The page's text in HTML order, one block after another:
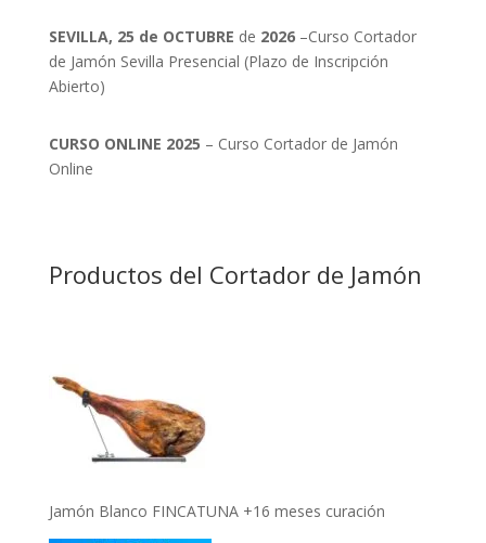
SEVILLA, 25 de OCTUBRE de 2026–Curso Cortador
de Jamón Sevilla Presencial (Plazo de Inscripción
Abierto)
CURSO ONLINE 2025 – Curso Cortador de Jamón
Online
Productos del Cortador de Jamón
Jamón Blanco FINCATUNA +16 meses curación